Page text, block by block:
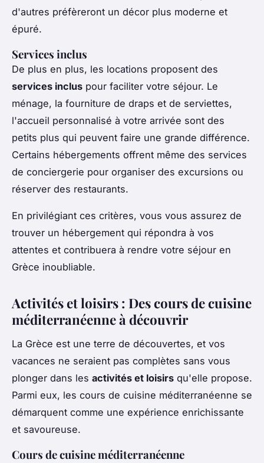
d'autres préfèreront un décor plus moderne et
épuré.
Services inclus
De plus en plus, les locations proposent des
services inclus pour faciliter votre séjour. Le
ménage, la fourniture de draps et de serviettes,
l'accueil personnalisé à votre arrivée sont des
petits plus qui peuvent faire une grande différence.
Certains hébergements offrent même des services
de conciergerie pour organiser des excursions ou
réserver des restaurants.
En privilégiant ces critères, vous vous assurez de
trouver un hébergement qui répondra à vos
attentes et contribuera à rendre votre séjour en
Grèce inoubliable.
Activités et loisirs : Des cours de cuisine
méditerranéenne à découvrir
La Grèce est une terre de découvertes, et vos
vacances ne seraient pas complètes sans vous
plonger dans les activités et loisirs qu'elle propose.
Parmi eux, les cours de cuisine méditerranéenne se
démarquent comme une expérience enrichissante
et savoureuse.
Cours de cuisine méditerranéenne